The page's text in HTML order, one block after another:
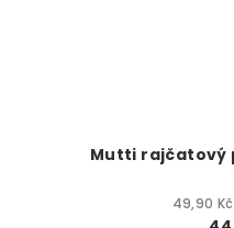
Mutti rajčatový
49,90